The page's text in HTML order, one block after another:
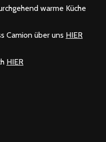
warme Küche
Camion über uns HIER
HIER